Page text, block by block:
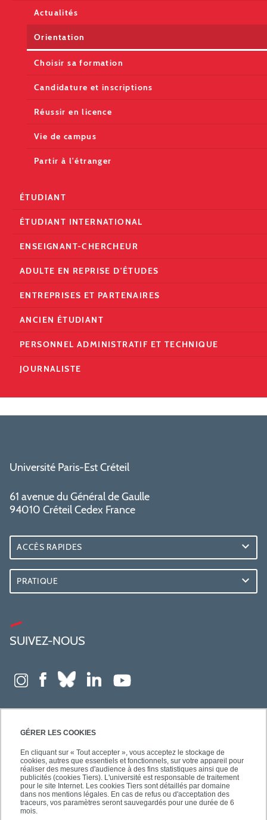
GÉRER LES COOKIES
En cliquant sur « Tout accepter », vous acceptez le stockage de
cookies, autres que essentiels et fonctionnels, sur votre appareil pour
réaliser des mesures d'audience à des fins statistiques ainsi que de
publicités (cookies Tiers). L'université est responsable de traitement
pour le site Internet. Les cookies Tiers sont détaillés par domaine
dans nos mentions légales. En cas de refus ou d'acceptation des
traceurs, vos paramètres seront sauvegardés pour une durée de 6
mois.
Actualités
Orientation
Choisir sa formation
Candidature et inscriptions
Réussir en licence
Vie de campus
Partir à l'étranger
ÉTUDIANT
ÉTUDIANT INTERNATIONAL
ENSEIGNANT-CHERCHEUR
ADULTE EN REPRISE D'ÉTUDES
ENTREPRISES ET PARTENAIRES
ANCIEN ÉTUDIANT
PERSONNEL ADMINISTRATIF ET TECHNIQUE
JOURNALISTE
Université Paris-Est Créteil
61 avenue du Général de Gaulle
94010 Créteil Cedex France
ACCÈS RAPIDES
PRATIQUE
SUIVEZ-NOUS